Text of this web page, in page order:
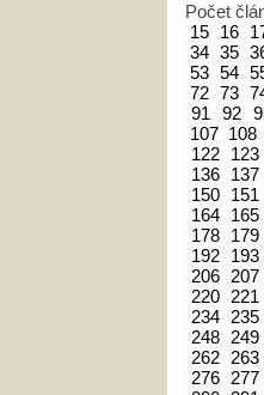
Počet
15 16
34 35
53 54
72 73
91
92
107 108
122
123
136
137
150
151
164
165
178
179
192
193
206 207
220
221
234
235
248
249
262
263
276
277